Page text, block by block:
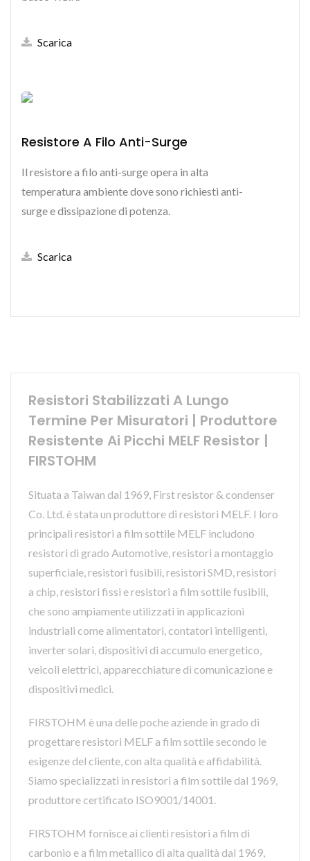
Scarica
Resistore A Filo Anti-Surge
Il resistore a filo anti-surge opera in alta
temperatura ambiente dove sono richiesti anti-
surge e dissipazione di potenza.
Scarica
Resistori Stabilizzati A Lungo
Termine Per Misuratori | Produttore
Resistente Ai Picchi MELF Resistor |
FIRSTOHM
Situata a Taiwan dal 1969, First resistor & condenser
Co. Ltd. è stata un produttore di resistori MELF. I loro
principali resistori a film sottile MELF includono
resistori di grado Automotive, resistori a montaggio
superficiale, resistori fusibili, resistori SMD, resistori
a chip, resistori fissi e resistori a film sottile fusibili,
che sono ampiamente utilizzati in applicazioni
industriali come alimentatori, contatori intelligenti,
inverter solari, dispositivi di accumulo energetico,
veicoli elettrici, apparecchiature di comunicazione e
dispositivi medici.
FIRSTOHM è una delle poche aziende in grado di
progettare resistori MELF a film sottile secondo le
esigenze del cliente, con alta qualità e affidabilità.
Siamo specializzati in resistori a film sottile dal 1969,
produttore certificato ISO9001/14001.
FIRSTOHM fornisce ai clienti resistori a film di
carbonio e a film metallico di alta qualità dal 1969,